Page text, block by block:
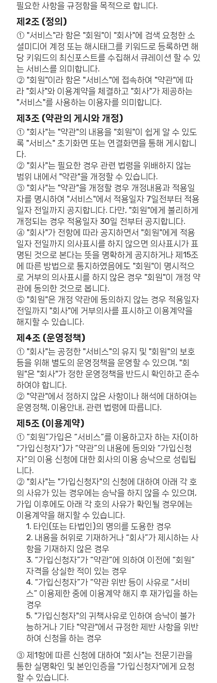
필요한 사항을 규정함을 목적으로 합니다.
제2조 (정의)
① "서비스"라 함은 "회원"이 "회사"에 검색 요청한 소
셜미디어 계정 또는 해시태그를 키워드로 등록하면 해
당 키워드의 최신포스트를 수집해서 큐레이션 할 수 있
는 서비스를 의미합니다.
② "회원"이라 함은 "서비스"에 접속하여 "약관"에 따
라 "회사"와 이용계약을 체결하고 "회사"가 제공하는
"서비스"를 사용하는 이용자를 의미합니다.
제3조 (약관의 게시와 개정)
① "회사"는 "약관"의 내용을 "회원"이 쉽게 알 수 있도
록 "서비스" 초기화면 또는 연결화면을 통해 게시합니
다.
② "회사"는 필요한 경우 관련 법령을 위배하지 않는
범위 내에서 "약관"을 개정할 수 있습니다.
③ "회사"는 "약관"을 개정할 경우 개정내용과 적용일
자를 명시하여 "서비스"에서 적용일자 7일전부터 적용
일자 전일까지 공지합니다. 다만, "회원"에게 불리하게
개정되는 경우 적용일자 30일 전부터 공지합니다.
④ "회사"가 전항에 따라 공지하면서 "회원"에게 적용
일자 전일까지 의사표시를 하지 않으면 의사표시가 표
명된 것으로 본다는 뜻을 명확하게 공지하거나 제15조
에 따른 방법으로 통지하였음에도 "회원"이 명시적으
로 거부의 의사표시를 하지 않은 경우 "회원"이 개정 약
관에 동의한 것으로 봅니다.
⑤ "회원"은 개정 약관에 동의하지 않는 경우 적용일자
전일까지 "회사"에 거부의사를 표시하고 이용계약을
해지할 수 있습니다.
제4조 (운영정책)
① "회사"는 공정한 "서비스"의 유지 및 "회원"의 보호
등을 위해 별도의 운영정책을 운영할 수 있으며, "회
원"은 "회사"가 정한 운영정책을 반드시 확인하고 준수
하여야 합니다.
② "약관"에서 정하지 않은 사항이나 해석에 대하여는
운영정책, 이용안내, 관련 법령에 따릅니다.
제5조 (이용계약)
① “회원”가입은 “서비스”를 이용하고자 하는 자(이하
“가입신청자”)가 “약관”의 내용에 동의와 “가입신청
자”의 이용 신청에 대한 회사의 이용 승낙으로 성립됩
니다.
② "회사"는 "가입신청자"의 신청에 대하여 아래 각 호
의 사유가 있는 경우에는 승낙을 하지 않을 수 있으며,
가입 이후에도 아래 각 호의 사유가 확인될 경우에는
이용계약을 해지할 수 있습니다.
1. 타인(또는 타법인)의 명의를 도용한 경우
2. 내용을 허위로 기재하거나 “회사”가 제시하는 사
항을 기재하지 않은 경우
3. “가입신청자”가 “약관”에 의하여 이전에 “회원”
자격을 상실한 적이 있는 경우
4. “가입신청자”가 “약관 위반 등이 사유로 “서비
스” 이용제한 중에 이용계약 해지 후 재가입을 하는
경우
5. "가입신청자"의 귀책사유로 인하여 승낙이 불가
능하거나 기타 "약관"에서 규정한 제반 사항을 위반
하여 신청을 하는 경우
③ 제1항에 따른 신청에 대하여 "회사"는 전문기관을
통한 실명확인 및 본인인증을 "가입신청자"에게 요청
할 수 있습니다.